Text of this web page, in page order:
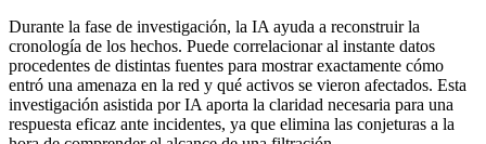
Durante la fase de investigación, la IA ayuda a reconstruir la
cronología de los hechos. Puede correlacionar al instante datos
procedentes de distintas fuentes para mostrar exactamente cómo
entró una amenaza en la red y qué activos se vieron afectados. Esta
investigación asistida por IA aporta la claridad necesaria para una
respuesta eficaz ante incidentes, ya que elimina las conjeturas a la